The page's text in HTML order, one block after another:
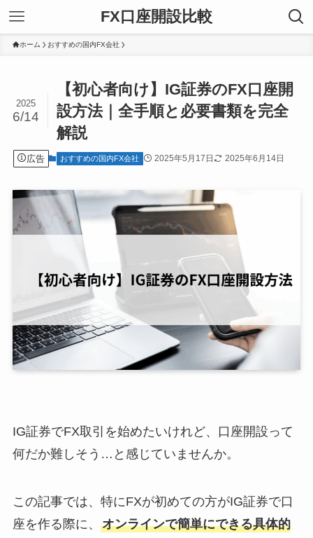
FX口座開設比較
ホーム おすすめの国内FX会社
【初心者向け】IG証券のFX口座開
設方法｜全手順と必要書類を完全
解説
2025
6/14
広告 おすすめの国内FX会社 2025年5月17日 2025年6月14日
IG証券でFX取引を始めたいけれど、口座開設って
何だか難しそう…と感じていませんか。
この記事では、特にFXが初めての方がIG証券で口
座を作る際に、 オンラインで簡単にできる具体的